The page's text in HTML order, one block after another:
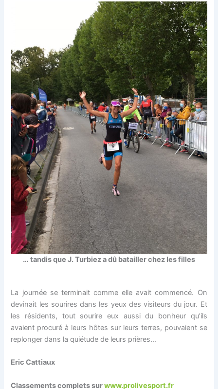
… tandis que J. Turbiez a dû batailler chez les filles
La journée se terminait comme elle avait commencé. On
devinait les sourires dans les yeux des visiteurs du jour. Et
les résidents, tout sourire eux aussi du bonheur qu’ils
avaient procuré à leurs hôtes sur leurs terres, pouvaient se
replonger dans la quiétude de leurs prières…
Eric Cattiaux
Classements complets surwww.prolivesport.fr